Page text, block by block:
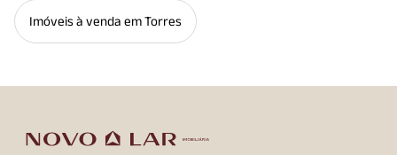
Imóveis à venda em Torres